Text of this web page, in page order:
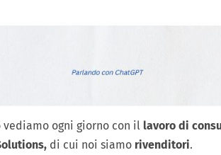
vediamo ogni giorno con il lavoro di
di cui noi siamo rivenditori.